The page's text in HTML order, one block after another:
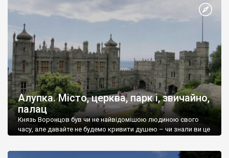
Алупка. Місто, церква, парк і, звичайно,
палац
Князь Воронцов був чи не найвідомішою людиною свого
часу, але давайте не будемо кривити душею – чи знали ви це